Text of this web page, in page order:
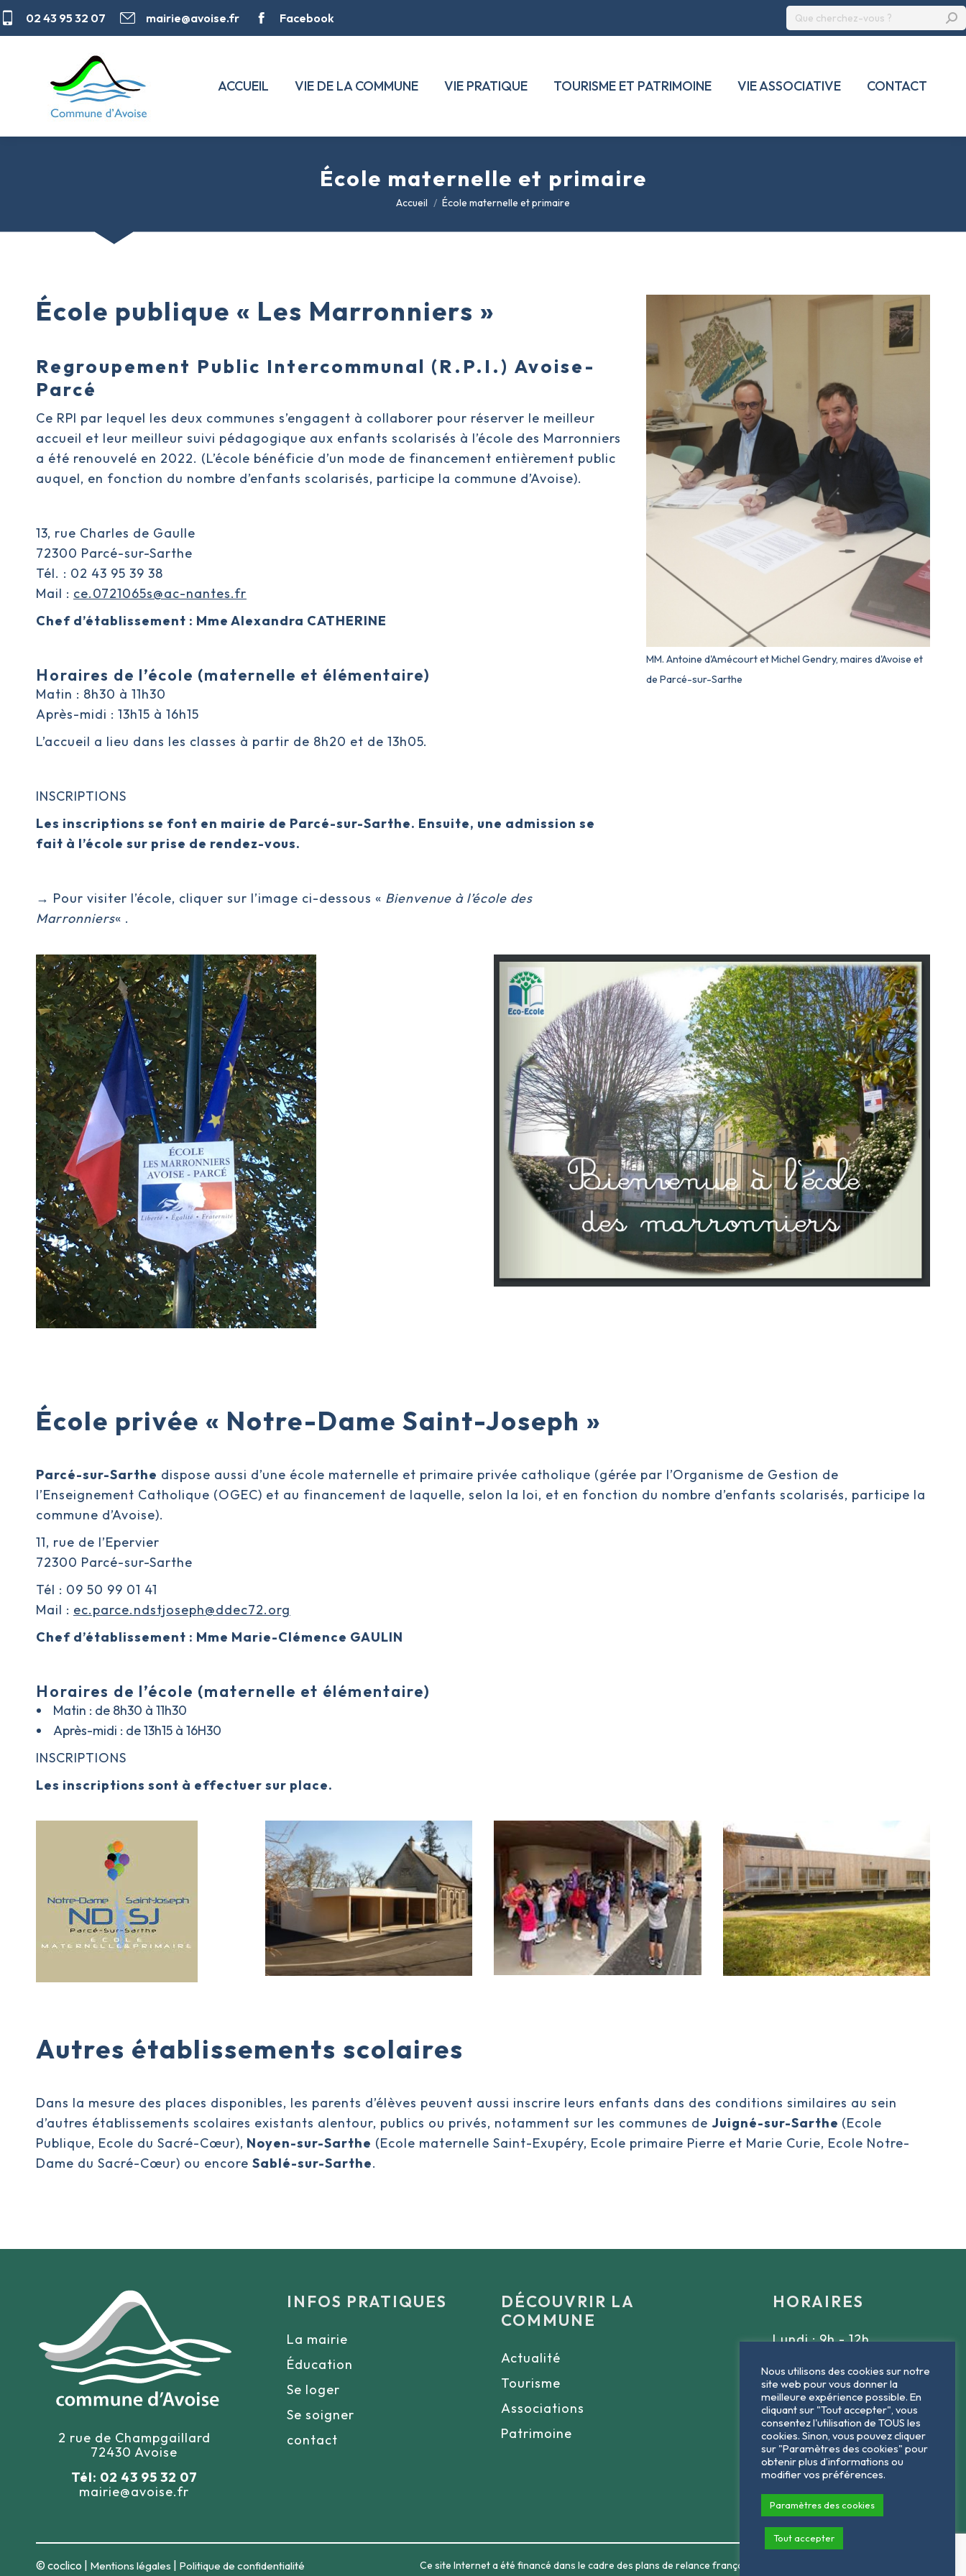
02 43 95 32 07 mairie@avoise.fr Facebook
Recherche
:
ACCUEIL VIE DE LA COMMUNE VIE PRATIQUE TOURISME ET PATRIMOINE VIE ASSOCIATIVE CONTACT
École maternelle et primaire
Vous êtes ici :
Accueil École maternelle et primaire
École publique « Les Marronniers »
Regroupement Public Intercommunal (R.P.I.) Avoise-
Parcé
Ce RPI par lequel les deux communes s’engagent à collaborer pour réserver le meilleur
accueil et leur meilleur suivi pédagogique aux enfants scolarisés à l’école des Marronniers
a été renouvelé en 2022. (L’école bénéficie d’un mode de financement entièrement public
auquel, en fonction du nombre d’enfants scolarisés, participe la commune d’Avoise).
13, rue Charles de Gaulle
72300 Parcé-sur-Sarthe
Tél. : 02 43 95 39 38
Mail : ce.0721065s@ac-nantes.fr
Chef d’établissement : Mme Alexandra CATHERINE
Horaires de l’école (maternelle et élémentaire)
Matin : 8h30 à 11h30
Après-midi : 13h15 à 16h15
L’accueil a lieu dans les classes à partir de 8h20 et de 13h05.
INSCRIPTIONS
Les inscriptions se font en mairie de Parcé-sur-Sarthe. Ensuite, une admission se
fait à l’école sur prise de rendez-vous.
→ Pour visiter l’école, cliquer sur l’image ci-dessous « Bienvenue à l’école des
Marronniers« .
MM. Antoine d'Amécourt et Michel Gendry, maires d'Avoise et
de Parcé-sur-Sarthe
École privée « Notre-Dame Saint-Joseph »
Parcé-sur-Sarthe dispose aussi d’une école maternelle et primaire privée catholique (gérée par l’Organisme de Gestion de
l’Enseignement Catholique (OGEC) et au financement de laquelle, selon la loi, et en fonction du nombre d’enfants scolarisés, participe la
commune d’Avoise).
11, rue de l’Epervier
72300 Parcé-sur-Sarthe
Tél : 09 50 99 01 41
Mail : ec.parce.ndstjoseph@ddec72.org
Chef d’établissement : Mme Marie-Clémence GAULIN
Horaires de l’école (maternelle et élémentaire)
Matin : de 8h30 à 11h30
Après-midi : de 13h15 à 16H30
INSCRIPTIONS
Les inscriptions sont à effectuer sur place.
Autres établissements scolaires
Dans la mesure des places disponibles, les parents d’élèves peuvent aussi inscrire leurs enfants dans des conditions similaires au sein
d’autres établissements scolaires existants alentour, publics ou privés, notamment sur les communes de Juigné-sur-Sarthe (Ecole
Publique, Ecole du Sacré-Cœur), Noyen-sur-Sarthe (Ecole maternelle Saint-Exupéry, Ecole primaire Pierre et Marie Curie, Ecole Notre-
Dame du Sacré-Cœur) ou encore Sablé-sur-Sarthe.
2 rue de Champgaillard
72430 Avoise
Tél: 02 43 95 32 07
mairie@avoise.fr
INFOS PRATIQUES
La mairie
Éducation
Se loger
Se soigner
contact
DÉCOUVRIR LA
COMMUNE
Actualité
Tourisme
Associations
Patrimoine
HORAIRES
Lundi : 9h - 12h
Mardi : 9h - 12h
Jeudi : 9h - 12h
Vendredi : 9h - 12h
© coclico | Mentions légales | Politique de confidentialité Ce site Internet a été financé dans le cadre des plans de relance français et européen
Nous utilisons des cookies sur notre
site web pour vous donner la
meilleure expérience possible. En
cliquant sur "Tout accepter", vous
consentez l'utilisation de TOUS les
cookies. Sinon, vous pouvez cliquer
sur "Paramètres des cookies" pour
obtenir plus d’informations ou
modifier vos préférences.
Paramètres des cookies
Tout accepter